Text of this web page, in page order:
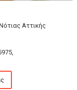
Αττικής